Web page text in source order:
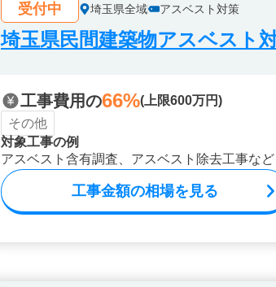
受付中 埼玉県全域 アスベスト対策
埼玉県民間建築物アスベスト
工事費用の66%(上限600万円)
その他
対象工事の例
アスベスト含有調査、アスベスト除去工事など
工事金額の相場を見る